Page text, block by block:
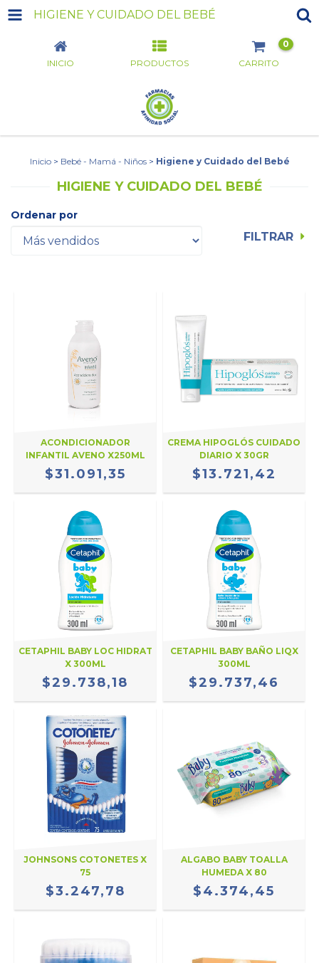
HIGIENE Y CUIDADO DEL BEBÉ
INICIO PRODUCTOS CARRITO
0
Inicio > Bebé - Mamá - Niños > Higiene y Cuidado del Bebé
HIGIENE Y CUIDADO DEL BEBÉ
Ordenar por
FILTRAR
ACONDICIONADOR
INFANTIL AVENO X250ML
$31.091,35
CREMA HIPOGLÓS CUIDADO
DIARIO X 30GR
$13.721,42
CETAPHIL BABY LOC HIDRAT
X 300ML
$29.738,18
CETAPHIL BABY BAÑO LIQX
300ML
$29.737,46
JOHNSONS COTONETES X
75
$3.247,78
ALGABO BABY TOALLA
HUMEDA X 80
$4.374,45